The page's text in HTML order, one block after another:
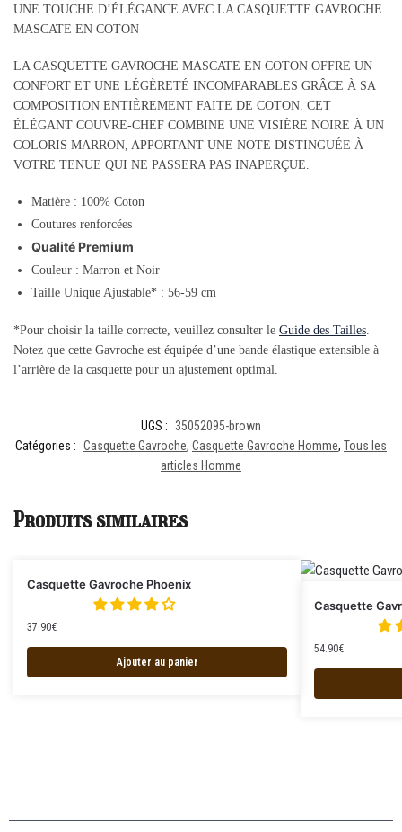
UNE TOUCHE D’ÉLÉGANCE AVEC LA CASQUETTE GAVROCHE
MASCATE EN COTON
LA CASQUETTE GAVROCHE MASCATE EN COTON OFFRE UN
CONFORT ET UNE LÉGÈRETÉ INCOMPARABLES GRÂCE À SA
COMPOSITION ENTIÈREMENT FAITE DE COTON. CET
ÉLÉGANT COUVRE-CHEF COMBINE UNE VISIÈRE NOIRE À UN
COLORIS MARRON, APPORTANT UNE NOTE DISTINGUÉE À
VOTRE TENUE QUI NE PASSERA PAS INAPERÇUE.
Matière : 100% Coton
Coutures renforcées
Qualité Premium
Couleur : Marron et Noir
Taille Unique Ajustable* : 56-59 cm
*Pour choisir la taille correcte, veuillez consulter le Guide des Tailles.
Notez que cette Gavroche est équipée d’une bande élastique extensible à
l’arrière de la casquette pour un ajustement optimal.
UGS :
35052095-brown
Catégories : Casquette Gavroche, Casquette Gavroche Homme, Tous les
articles Homme
Produits similaires
Casquette Gavroche Phoenix
37.90€
Ajouter au panier
Casquette
54.90€